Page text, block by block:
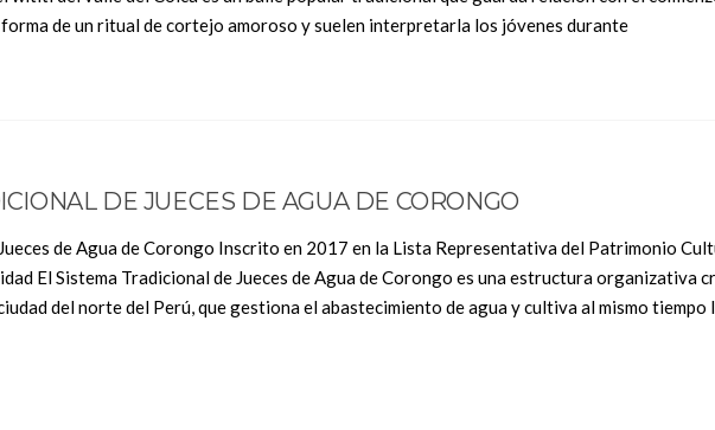
de un ritual de cortejo amoroso y suelen interpretarla los jóvenes durante
DE JUECES DE AGUA DE CORONGO
de Agua de Corongo Inscrito en 2017 en la Lista Representativa del Patrimonio
El Sistema Tradicional de Jueces de Agua de Corongo es una estructura organizativa
del norte del Perú, que gestiona el abastecimiento de agua y cultiva al mismo tiempo